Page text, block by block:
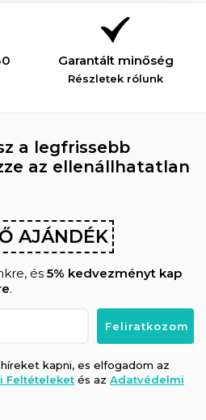
Garantált minőség
Részletek rólunk
a legfrissebb
az ellenállhatatlan
AJÁNDÉK
és 5% kedvezményt kap
.
kapni, es elfogadom az
Feltételeket és az Adatvédelmi